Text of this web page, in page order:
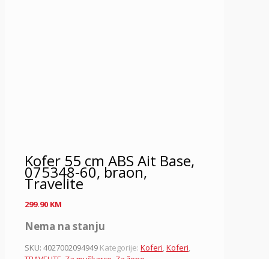
Kofer 55 cm ABS Ait Base,
075348-60, braon,
Travelite
299.90 KM
Nema na stanju
SKU: 4027002094949 Kategorije: Koferi,Koferi,